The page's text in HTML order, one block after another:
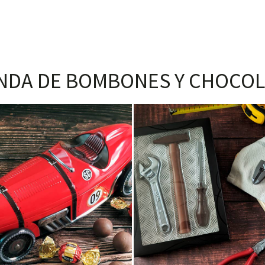
DE BOMBONES Y